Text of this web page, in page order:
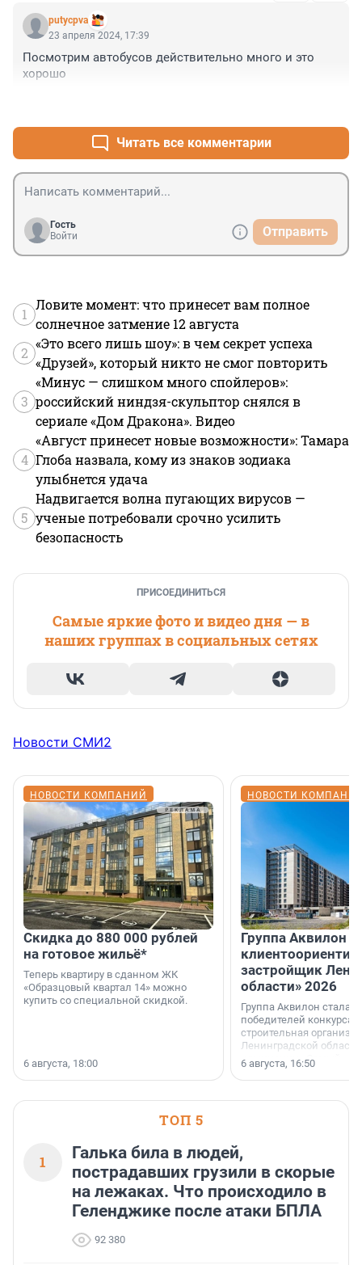
putycpva
23 апреля 2024, 17:39
Посмотрим автобусов действительно много и это
хорошо
Читать все комментарии
Гость
Войти
Отправить
1
Ловите момент: что принесет вам полное
солнечное затмение 12 августа
2
«Это всего лишь шоу»: в чем секрет успеха
«Друзей», который никто не смог повторить
3
«Минус — слишком много спойлеров»:
российский ниндзя-скульптор снялся в
сериале «Дом Дракона». Видео
4
«Август принесет новые возможности»: Тамара
Глоба назвала, кому из знаков зодиака
улыбнется удача
5
Надвигается волна пугающих вирусов —
ученые потребовали срочно усилить
безопасность
ПРИСОЕДИНИТЬСЯ
Самые яркие фото и видео дня — в
наших группах в социальных сетях
Новости СМИ2
НОВОСТИ КОМПАНИЙ
Скидка до 880 000 рублей
на готовое жильё*
Теперь квартиру в сданном ЖК
«Образцовый квартал 14» можно
купить со специальной скидкой.
6 августа, 18:00
НОВОСТИ
Группа Аквилон
застройщик
области» 2026
Группа Аквилон стала
победителей конкурса
строительная
Ленинградской области
номинации «Самый
застройщик
области».
6 августа, 16:50
ТОП 5
1
Галька била в людей,
пострадавших грузили в скорые
на лежаках. Что происходило в
Геленджике после атаки БПЛА
92 380